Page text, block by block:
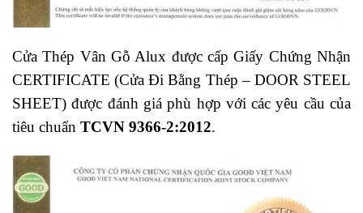
Cửa Thép Vân Gỗ Alux được cấp Giấy Chứng Nhận
CERTIFICATE (Cửa Đi Bằng Thép – DOOR STEEL
SHEET) được đánh giá phù hợp với các yêu cầu của
tiêu chuẩn TCVN 9366-2:2012.